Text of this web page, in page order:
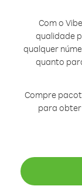
Com o
qualidade
qualquer
quanto
Compre
para